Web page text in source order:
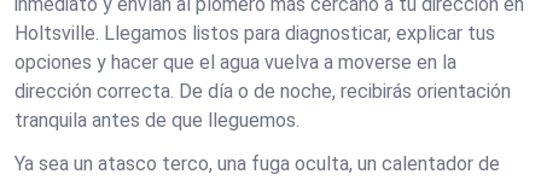
Holtsville. Llegamos listos para diagnosticar, explicar tus
opciones y hacer que el agua vuelva a moverse en la
dirección correcta. De día o de noche, recibirás orientación
tranquila antes de que lleguemos.
Ya sea un atasco terco, una fuga oculta, un calentador de